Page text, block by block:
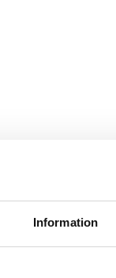
Information